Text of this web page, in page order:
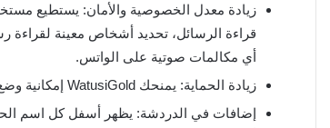
قراءة الرسائل، تحديد أشخاص معينة لقراءة
أي مكالمات صوتية على الواتس.
زيادة الحماية: يمنحك WatusiGold إمكانية وضع باسورد سواء رقم أو بصمة على هذا التطبيق لمنع أي أشخاص من فتحه.